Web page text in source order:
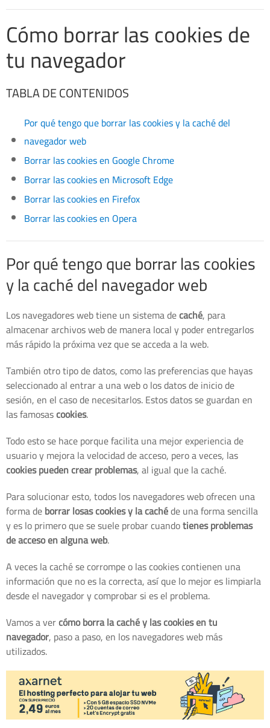
Cómo borrar las cookies de
tu navegador
TABLA DE CONTENIDOS
Por qué tengo que borrar las cookies y la caché del
navegador web
Borrar las cookies en Google Chrome
Borrar las cookies en Microsoft Edge
Borrar las cookies en Firefox
Borrar las cookies en Opera
Por qué tengo que borrar las cookies
y la caché del navegador web
Los navegadores web tiene un sistema decaché, para
almacenar archivos web de manera local y poder entregarlos
más rápido la próxima vez que se acceda a la web.
También otro tipo de datos, como las preferencias que hayas
seleccionado al entrar a una web o los datos de inicio de
sesión, en el caso de necesitarlos. Estos datos se guardan en
las famosascookies.
Todo esto se hace porque facilita una mejor experiencia de
usuario y mejora la velocidad de acceso, pero a veces, las
cookies pueden crear problemas, al igual que la caché.
Para solucionar esto, todos los navegadores web ofrecen una
forma deborrar losas cookies y la cachéde una forma sencilla
y es lo primero que se suele probar cuandotienes problemas
de acceso en alguna web.
A veces la caché se corrompe o las cookies contienen una
información que no es la correcta, así que lo mejor es limpiarla
desde el navegador y comprobar si es el problema.
Vamos a vercómo borra la caché y las cookies en tu
navegador, paso a paso, en los navegadores web más
utilizados.